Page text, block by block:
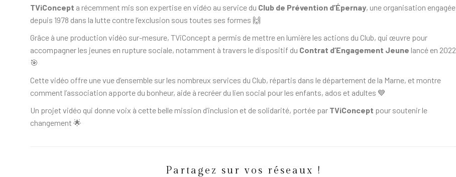
TViConcept a récemment mis son expertise en vidéo au service du Club de Prévention d’Épernay, une organisation engagée
depuis 1978 dans la lutte contre l’exclusion sous toutes ses formes 🙌
Grâce à une production vidéo sur-mesure, TViConcept a permis de mettre en lumière les actions du Club, qui œuvre pour
accompagner les jeunes en rupture sociale, notamment à travers le dispositif du Contrat d’Engagement Jeune lancé en 2022
🎯
Cette vidéo offre une vue d’ensemble sur les nombreux services du Club, répartis dans le département de la Marne, et montre
comment l’association apporte du bonheur, aide à recréer du lien social pour les enfants, ados et adultes 💙
Un projet vidéo qui donne voix à cette belle mission d’inclusion et de solidarité, portée par TViConcept pour soutenir le
changement 🌟
Partagez sur vos réseaux !